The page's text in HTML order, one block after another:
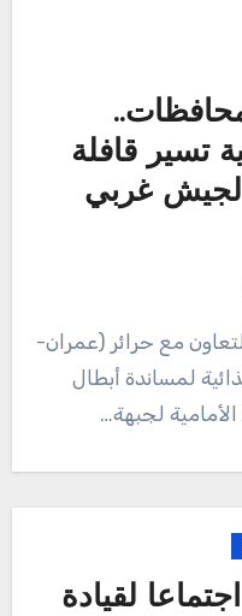
تسير قافلة
الجيش غربي
لمساندة أبطال
لجبهة…
لقيادة